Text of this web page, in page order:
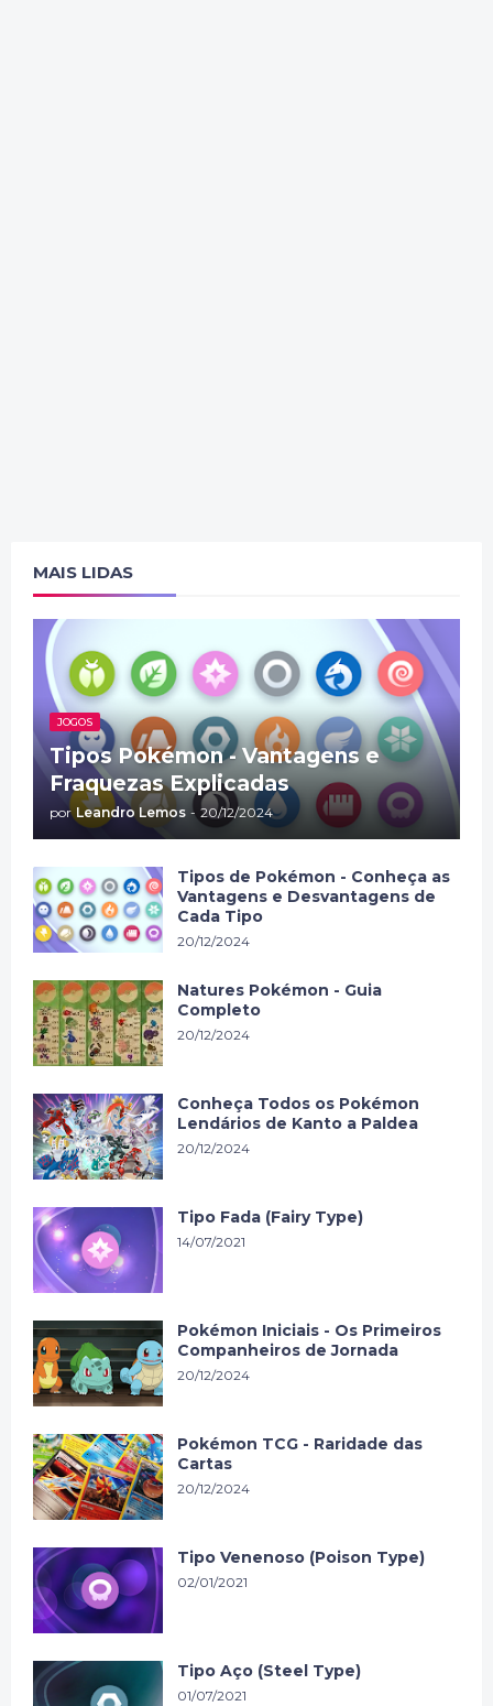
MAIS LIDAS
JOGOS
Tipos Pokémon - Vantagens e
Fraquezas Explicadas
por Leandro Lemos - 20/12/2024
Tipos de Pokémon - Conheça as
Vantagens e Desvantagens de
Cada Tipo
20/12/2024
Natures Pokémon - Guia
Completo
20/12/2024
Conheça Todos os Pokémon
Lendários de Kanto a Paldea
20/12/2024
Tipo Fada (Fairy Type)
14/07/2021
Pokémon Iniciais - Os Primeiros
Companheiros de Jornada
20/12/2024
Pokémon TCG - Raridade das
Cartas
20/12/2024
Tipo Venenoso (Poison Type)
02/01/2021
Tipo Aço (Steel Type)
01/07/2021